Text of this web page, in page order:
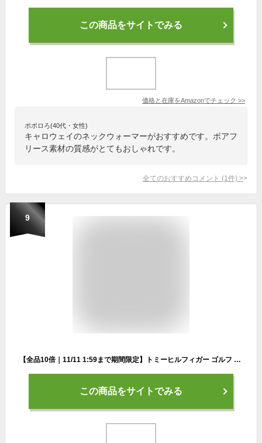
この商品をサイトでみる
価格と在庫をAmazonでチェック >>
ポポロろ(40代・女性)
キャロウェイのネックウォーマーがおすすめです。ボアフ
リース素材の質感がとてもおしゃれです。
全てのおすすめコメント (1 件) >
9
【全品10倍｜11/11 1:59まで期間限定】トミーヒルフィガー ゴルフ ネックウォーマー メンズ レディースTHMB2F61 Tommy Hilfiger ボタン付き ゴルフウェア ニット 防寒[即日発送]
この商品をサイトでみる